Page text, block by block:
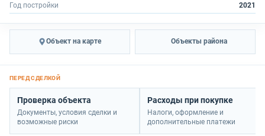
Год постройки
2021
Объект на карте Объекты района
Проверка объекта
Документы, условия сделки и
возможные риски
Расходы при покупке
Налоги, оформление и
дополнительные платежи